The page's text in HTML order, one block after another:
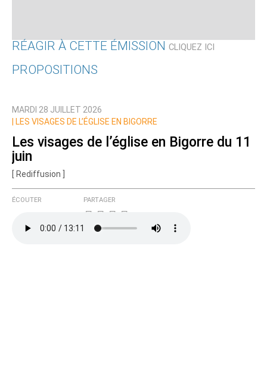
RÉAGIR À CETTE ÉMISSION CLIQUEZ ICI
Nom
PROPOSITIONS
MARDI 28 JUILLET 2026
LES VISAGES DE L’ÉGLISE EN BIGORRE
Les visages de l’église en Bigorre du 11
juin
[ Rediffusion ]
ÉCOUTER PARTAGER